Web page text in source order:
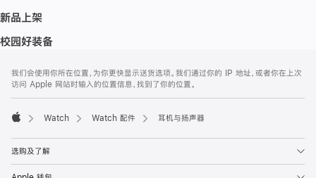
新品上架
校园好装备
页
页
脚
注
我们会使用你所在位置，为你更快显示送货选项。我们通过你的 IP 地址，或者你在上次
访问 Apple 网站时输入的位置信息，找到了你的位置。
Watch Watch 配件 耳机与扬声器
选购及了解